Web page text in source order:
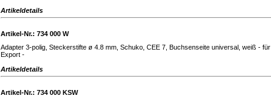
Artikeldetails
Artikel-Nr.: 734 000 W
Adapter 3-polig, Steckerstifte ø 4.8 mm, Schuko, CEE 7, Buchsenseite universal, weiß - für
Export -
Artikeldetails
Artikel-Nr.: 734 000 KSW